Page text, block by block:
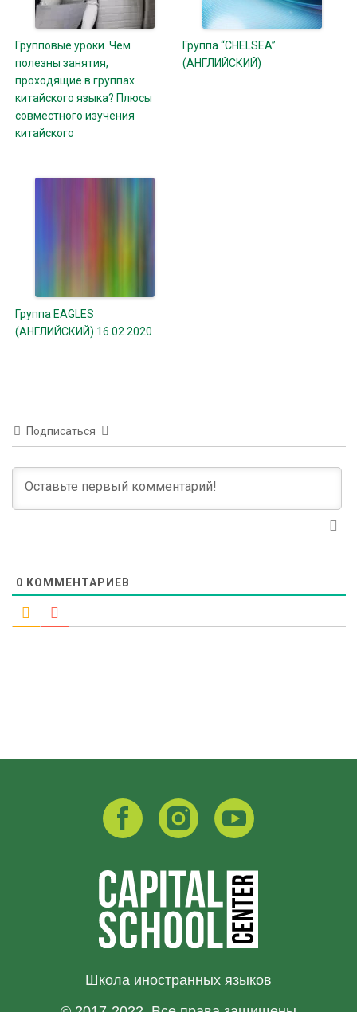
Групповые уроки. Чем
полезны занятия,
проходящие в группах
китайского языка? Плюсы
совместного изучения
китайского
Группа “CHELSEA”
(АНГЛИЙСКИЙ)
Группа EAGLES
(АНГЛИЙСКИЙ) 16.02.2020
Подписаться
0 КОММЕНТАРИЕВ
Школа иностранных языков